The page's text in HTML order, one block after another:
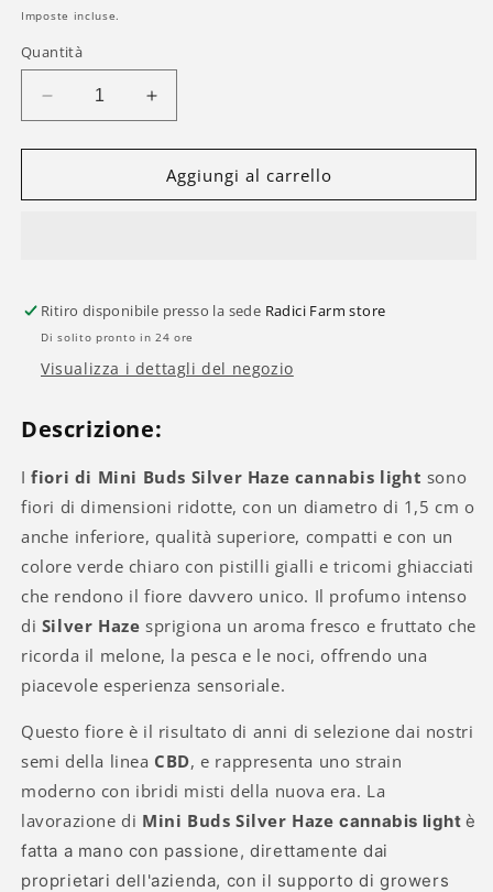
di
Imposte incluse.
Quantità
Diminuisci
quantità
per
Buds
Light
Aumenta
quantità
per
Mini
Buds
Light
Aggiungi al carrello
Ritiro disponibile presso la sede Radici Farm store
Di solito pronto in 24 ore
Visualizza i dettagli del negozio
Descrizione:
Ifiori di Mini Buds Silver Haze cannabis light sono
fiori di dimensioni ridotte, con un diametro di 1,5 cm o
anche inferiore, qualità superiore, compatti e con un
colore verde chiaro con pistilli gialli e tricomi ghiacciati
che rendono il fiore davvero unico. Il profumo intenso
di Silver Haze sprigiona un aroma fresco e fruttato che
ricorda il melone, la pesca e le noci, offrendo una
piacevole esperienza sensoriale.
Questo fiore è il risultato di anni di selezione dai nostri
semi della linea CBD, e rappresenta uno strain
moderno con ibridi misti della nuova era. La
lavorazione di Mini Buds Silver Hazecannabis lightè
fatta a mano con passione, direttamente dai
proprietari dell'azienda, con il supporto di growers